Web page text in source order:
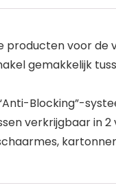
voor de
gemakkelijk
Blocking”-
verkrijgbaar in